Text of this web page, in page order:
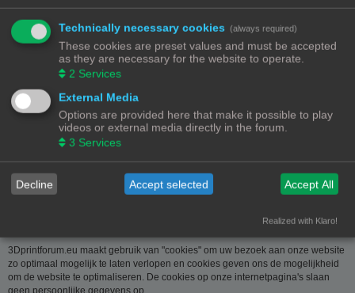
(www.privacycommission.be
- Drukpersstraat 35 te 1000 Brussel). Meer
informatie over de manier waarop 3DPrintforum.eu omgaat met uw gegevens
vindt u in het algemeen beleid inzake gegevensbescherming. Door de
toegang tot en het gebruik van de website verklaart u zich uitdrukkelijk akkoord
met de volgende algemene voorwaarden:
Aansprakelijkheid
De op deze website beschikbaar gestelde informatie is met de grootste zorg
samengesteld. Uiteraard is deze informatie richtinggevend en door de
beknoptheid niet altijd volledig. Voor verdere en concrete uitleg kan u met
welke vorm dan ook die voortvloeit uit het gebruik van de aangeboden
informatie.
3Dprintforum.eu maakt gebruik van "cookies" om uw bezoek aan onze website
zo optimaal mogelijk te laten verlopen en cookies geven ons de mogelijkheid
om de website te optimaliseren. De cookies op onze internetpagina's slaan
geen persoonlijke gegevens op.
Technically necessary cookies (always required)
These cookies are preset values and must be accepted
as they are necessary for the website to operate.
2 Services
External Media
Options are provided here that make it possible to play
videos or external media directly in the forum.
3 Services
Decline Accept selected Accept All
Realized with Klaro!